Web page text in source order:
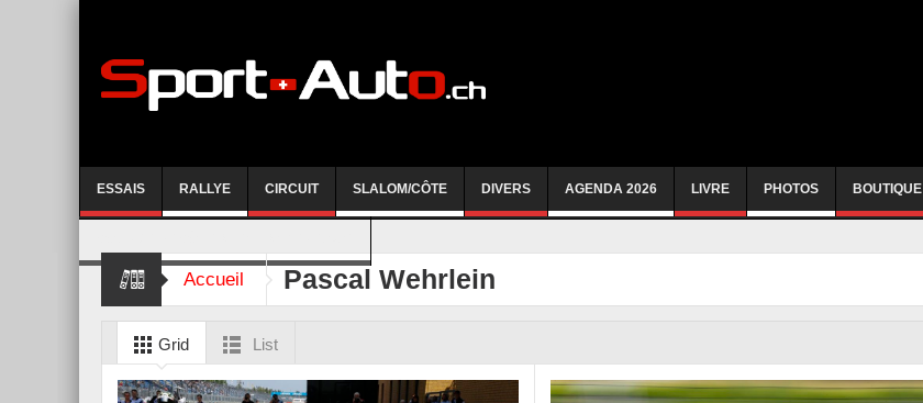
ESSAIS RALLYE CIRCUIT SLALOM/CÔTE DIVERS AGENDA 2026 LIVRE PHOTOS BOUTIQUE
Accueil Pascal Wehrlein
Grid List